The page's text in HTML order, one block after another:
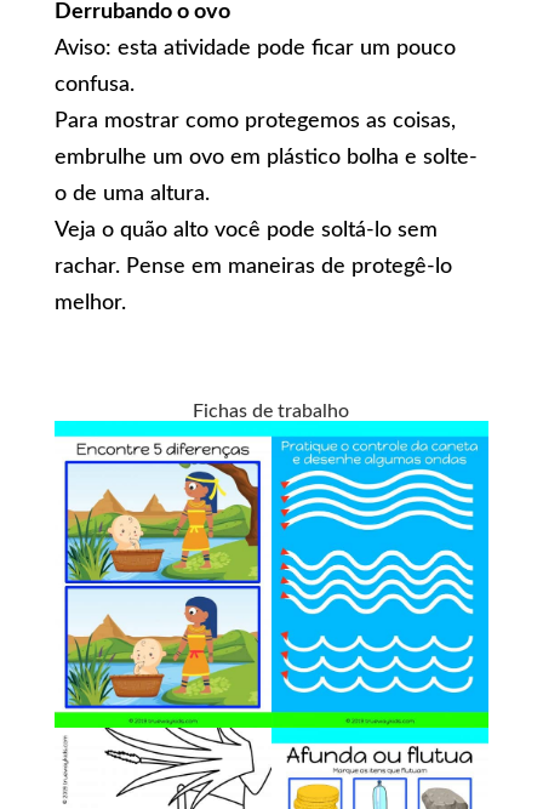
Derrubando o ovo
Aviso: esta atividade pode ficar um pouco
confusa.
Para mostrar como protegemos as coisas,
embrulhe um ovo em plástico bolha e solte-
o de uma altura.
Veja o quão alto você pode soltá-lo sem
rachar. Pense em maneiras de protegê-lo
melhor.
Fichas de trabalho